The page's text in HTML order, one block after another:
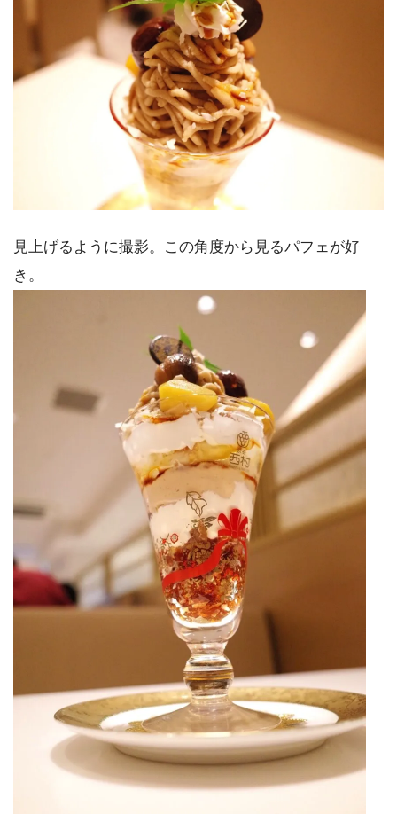
見上げるように撮影。この角度から見るパフェが好
き。